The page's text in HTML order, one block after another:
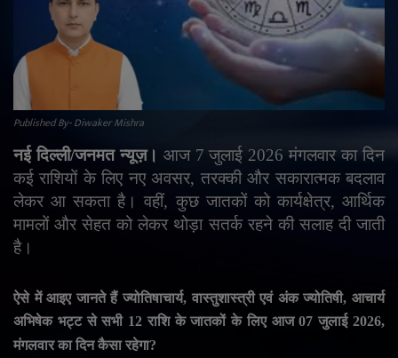
व्यापार
टेक्नोलॉजी
ई-पेपर
Language
English
Published By- Diwaker Mishra
नई दिल्ली/जनमत न्यूज़। आज 7 जुलाई 2026 मंगलवार का दिन
कई राशियों के लिए नए अवसर, तरक्की और सकारात्मक बदलाव
लेकर आ सकता है। वहीं, कुछ जातकों को कार्यक्षेत्र,आर्थिक
मामलों और सेहत को लेकर थोड़ा सतर्क रहने की सलाह दी जाती
है।
ऐसे में आइए जानते हैं ज्योतिषाचार्य, वास्तुशास्त्री एवं अंक ज्योतिषी,आचार्य
अभिषेक भट्ट से सभी 12 राशि के जातकों के लिए आज07जुलाई2026,
मंगलवार का दिन कैसा रहेगा?